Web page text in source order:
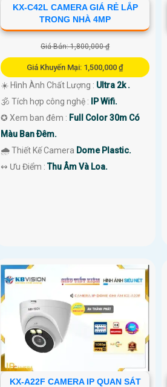
KX-C42L CAMERA GIÁ RẺ LẮP
TRONG NHÀ 4MP
Giá Bán: 1,800,000 ₫
Giá Khuyến Mại: 1,500,000 ₫
☀️ Hình Ành Chất Lượng : Ultra 2k .
🕉️ Tích hợp công nghệ :
IP Wifi.
✪ Xem ban đêm : Full Color 30m Có
Màu Ban Ðêm.
🌧️ Thiết Kế Camera Dome Plastic.
️↭ Ưu Điểm :Thu Âm Và Loa.
KX-A22F CAMERA IP QUAN SÁT